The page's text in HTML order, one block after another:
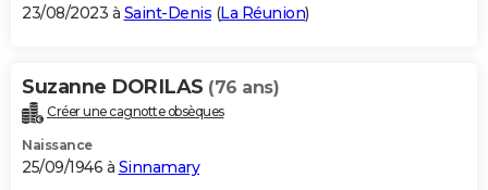
23/08/2023 à Saint-Denis (La Réunion)
Suzanne DORILAS (76 ans)
Créer une cagnotte obsèques
Naissance
25/09/1946 à Sinnamary